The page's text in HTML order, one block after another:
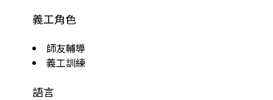
義工角色
師友輔導
義工訓練
語言